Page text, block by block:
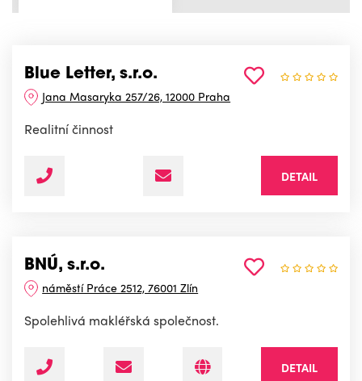
Blue Letter, s.r.o.
Jana Masaryka 257/26, 12000 Praha
Realitní činnost
DETAIL
BNÚ, s.r.o.
náměstí Práce 2512, 76001 Zlín
Spolehlivá makléřská společnost.
DETAIL